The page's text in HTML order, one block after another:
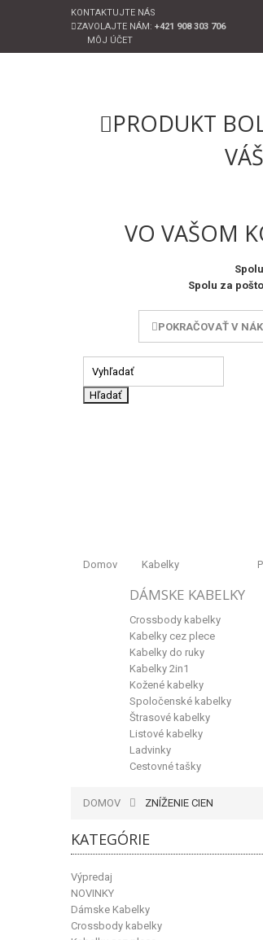
KONTAKTUJTE NÁS
ZAVOLAJTE NÁM: +421 908 303 706
MÔJ ÚČET
PRODUKT
VO VAŠOM
Spolu za
POKRAČOVAŤ V
Hľadať
Domov Kabelky
DÁMSKE KABELKY
Crossbody kabelky
Kabelky cez plece
Kabelky do ruky
Kabelky 2in1
Kožené kabelky
Spoločenské kabelky
Štrasové kabelky
Listové kabelky
Ladvinky
Cestovné tašky
DOMOV ZNÍŽENIE CIEN
KATEGÓRIE
Výpredaj
NOVINKY
Dámske Kabelky
Crossbody kabelky